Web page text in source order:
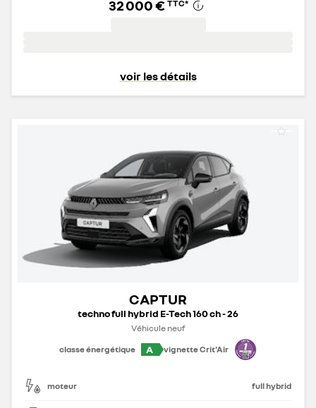
32 000 € TTC*
voir les détails
CAPTUR
techno full hybrid E-Tech 160 ch - 26
Véhicule neuf
classe énergétique
A vignette Crit'Air
moteur full hybrid